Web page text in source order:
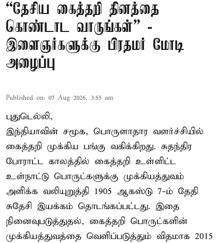
“தேசிய கைத்தறி தினத்தை
கொண்டாட வாருங்கள்” -
இளைஞர்களுக்கு பிரதமர் மோடி
அழைப்பு
Published on: 07 Aug 2026, 3:55 am
புதுடெல்லி,
இந்தியாவின் சமூக, பொருளாதார வளர்ச்சியில்
கைத்தறி முக்கிய பங்கு வகிக்கிறது. சுதந்திர
போராட்ட காலத்தில் கைத்தறி உள்ளிட்ட
உள்நாட்டு பொருட்களுக்கு முக்கியத்துவம்
அளிக்க வலியுறுத்தி 1905 ஆகஸ்டு 7-ம் தேதி
சுதேசி இயக்கம் தொடங்கப்பட்டது. இதை
நினைவுபடுத்துதல், கைத்தறி பொருட்களின்
முக்கியத்துவத்தை வெளிப்படுத்தும் விதமாக 2015